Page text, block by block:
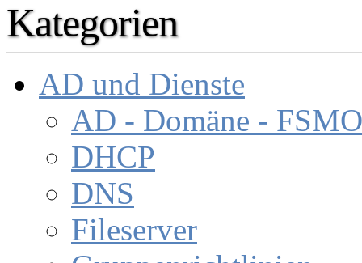
Kategorien
AD und Dienste
AD - Domäne - FSMO
DHCP
DNS
Fileserver